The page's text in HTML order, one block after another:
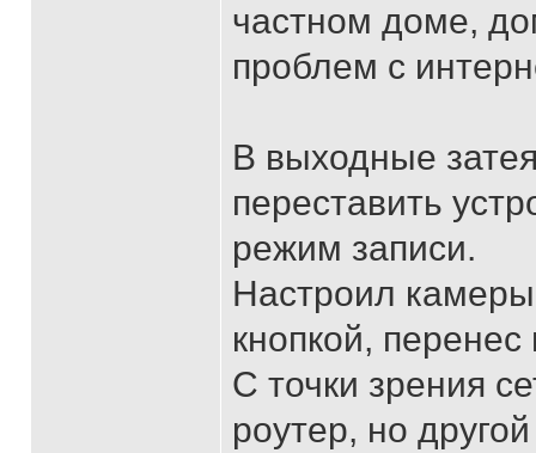
частном доме,
проблем с
В выходные
переставить
режим записи.
Настроил
кнопкой,
С точки зрения
роутер, но